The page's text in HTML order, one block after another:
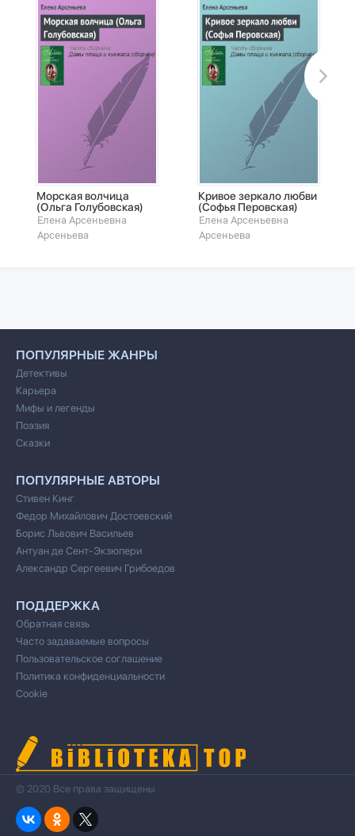
Морская волчица
(Ольга Голубовская)
Елена Арсеньевна
Арсеньева
Кривое зеркало любви
(Софья Перовская)
Елена Арсеньевна
Арсеньева
ПОПУЛЯРНЫЕ ЖАНРЫ
Детективы
Карьера
Мифы и легенды
Поэзия
Сказки
ПОПУЛЯРНЫЕ АВТОРЫ
Стивен Кинг
Федор Михайлович Достоевский
Борис Львович Васильев
Антуан де Сент-Экзюпери
Александр Сергеевич Грибоедов
ПОДДЕРЖКА
Обратная связь
Часто задаваемые вопросы
Пользовательское соглашение
Политика конфиденциальности
Cookie
© 2020 Все права защищены